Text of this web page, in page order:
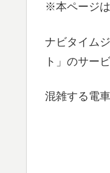
※本ページ
ナビタイム
ト」のサー
混雑する電